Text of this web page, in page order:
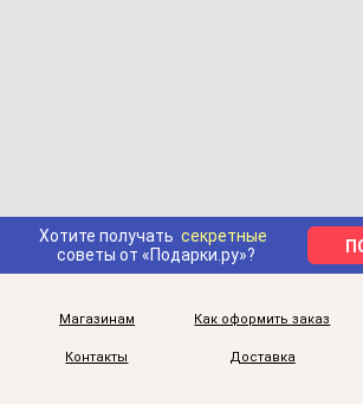
Хотите получать секретные
советы от «Подарки.ру»?
Магазинам Как оформить заказ
Контакты Доставка